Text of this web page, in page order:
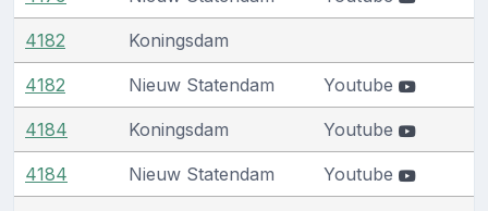
4182 Koningsdam
4182 Nieuw Statendam Youtube
4184 Koningsdam Youtube
4184 Nieuw Statendam Youtube